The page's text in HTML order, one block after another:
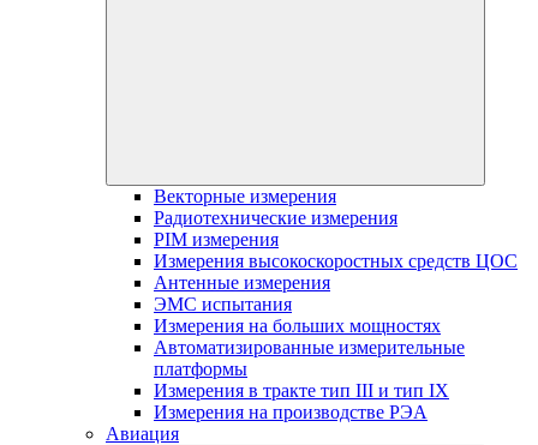
Векторные измерения
Радиотехнические измерения
PIM измерения
Измерения высокоскоростных средств ЦОС
Антенные измерения
ЭМС испытания
Измерения на больших мощностях
Автоматизированные измерительные
платформы
Измерения в тракте тип III и тип IX
Измерения на производстве РЭА
Авиация